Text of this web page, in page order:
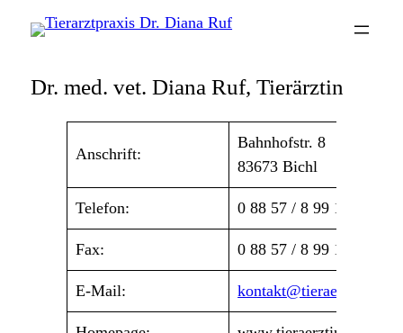
Dr. med. vet. Diana Ruf, Tierärztin
Anschrift:
Bahnhofstr. 8
83673 Bichl
Telefon: 0 88 57 / 8 99 11 4
Fax: 0 88 57 / 8 99 11 5
E-Mail: kontakt@tieraerztin-